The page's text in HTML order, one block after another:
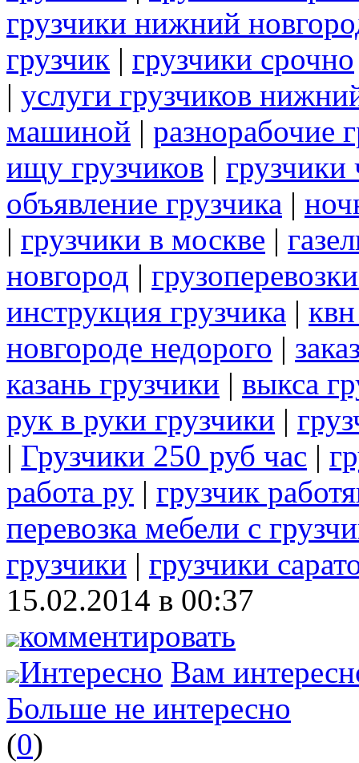
грузчики нижний
грузчик | грузчики срочно
| услуги грузчиков
машиной | разнорабочие
ищу грузчиков |
объявление грузчика |
| грузчики в москве |
новгород |
инструкция грузчика |
новгороде недорого |
казань грузчики | выкса
рук в руки грузчики |
| Грузчики 250 руб час |
работа ру | грузчик
перевозка мебели с
грузчики | грузчики
15.02.2014 в 00:37
комментировать
Интересно Вам
Больше не интересно
(0)